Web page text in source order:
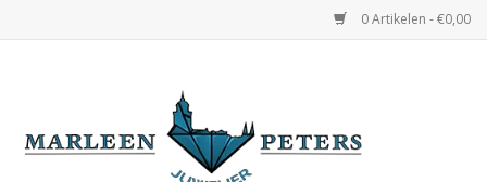
0 Artikelen - €0,00